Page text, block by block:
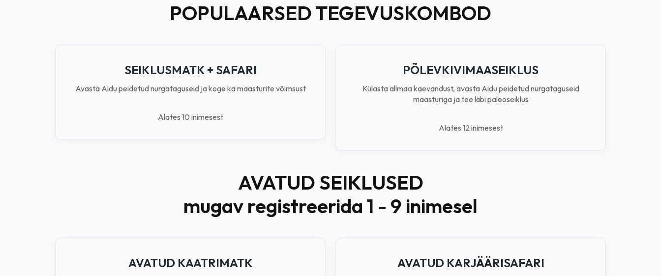
POPULAARSED TEGEVUSKOMBOD
SEIKLUSMATK + SAFARI
Avasta Aidu peidetud nurgataguseid ja koge ka maasturite võimsust
Alates 10 inimesest
PÕLEVKIVIMAASEIKLUS
Külasta allmaa kaevandust, avasta Aidu peidetud nurgataguseid
maasturiga ja tee läbi paleoseiklus
Alates 12 inimesest
AVATUD SEIKLUSED
mugav registreerida 1 - 9 inimesel
AVATUD KAATRIMATK AVATUD KARJÄÄRISAFARI